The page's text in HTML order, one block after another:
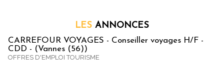
LES ANNONCES
CARREFOUR VOYAGES - Conseiller voyages H/F -
CDD - (Vannes (56))
OFFRES D'EMPLOI TOURISME